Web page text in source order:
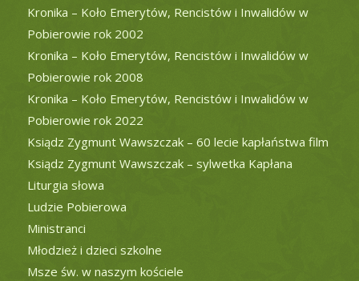
Kronika – Koło Emerytów, Rencistów i Inwalidów w
Pobierowie rok 2002
Kronika – Koło Emerytów, Rencistów i Inwalidów w
Pobierowie rok 2008
Kronika – Koło Emerytów, Rencistów i Inwalidów w
Pobierowie rok 2022
Ksiądz Zygmunt Wawszczak – 60 lecie kapłaństwa film
Ksiądz Zygmunt Wawszczak – sylwetka Kapłana
Liturgia słowa
Ludzie Pobierowa
Ministranci
Młodzież i dzieci szkolne
Msze św. w naszym kościele